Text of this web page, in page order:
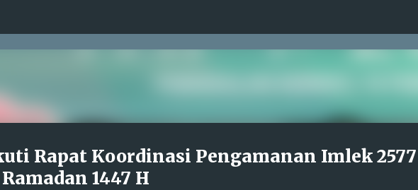
Rapat Koordinasi Pengamanan Imlek 2577
1447 H